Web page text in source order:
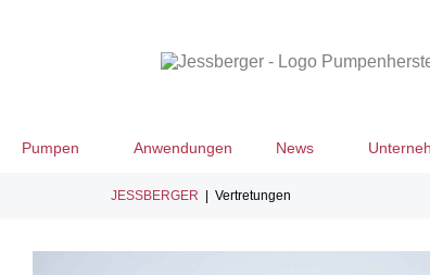
Pumpen Anwendungen News
JESSBERGER Vertretungen